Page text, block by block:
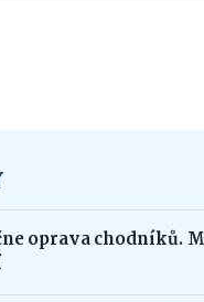
oprava chodníků.